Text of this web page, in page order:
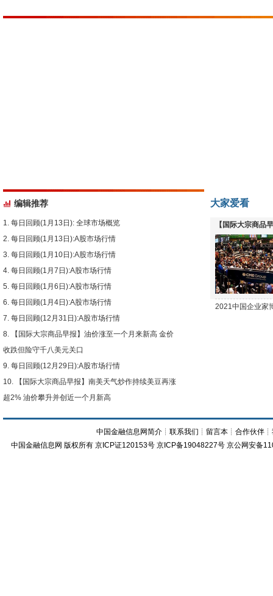
编辑推荐
每日回顾(1月13日): 全球市场概览
每日回顾(1月13日):A股市场行情
每日回顾(1月10日):A股市场行情
每日回顾(1月7日):A股市场行情
每日回顾(1月6日):A股市场行情
每日回顾(1月4日):A股市场行情
每日回顾(12月31日):A股市场行情
【国际大宗商品早报】油价涨至一个月来新高 金价
收跌但险守千八美元关口
每日回顾(12月29日):A股市场行情
【国际大宗商品早报】南美天气炒作持续美豆再涨
超2% 油价攀升并创近一个月新高
大家爱看
【国际大宗商品
下跌
2021中国企业家
中国金融信息网简介 ┊联系我们 ┊ 留言本 ┊合作伙伴 ┊
中国金融信息网 版权所有 京ICP证120153号 京ICP备19048227号 京公网安备